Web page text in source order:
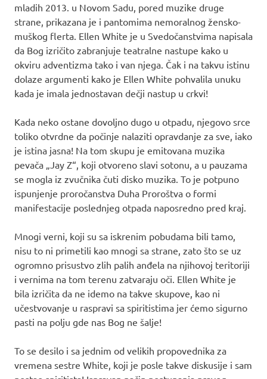
mladih 2013. u Novom Sadu, pored muzike druge
strane, prikazana je i pantomima nemoralnog žensko-
muškog flerta. Ellen White je u Svedočanstvima napisala
da Bog izričito zabranjuje teatralne nastupe kako u
okviru adventizma tako i van njega. Čak i na takvu istinu
dolaze argumenti kako je Ellen White pohvalila unuku
kada je imala jednostavan dečji nastup u crkvi!
Kada neko ostane dovoljno dugo u otpadu, njegovo srce
toliko otvrdne da počinje nalaziti opravdanje za sve, iako
je istina jasna! Na tom skupu je emitovana muzika
pevača „Jay Z“, koji otvoreno slavi sotonu, a u pauzama
se mogla iz zvučnika čuti disko muzika. To je potpuno
ispunjenje proročanstva Duha Proroštva o formi
manifestacije poslednjeg otpada naposredno pred kraj.
Mnogi verni, koji su sa iskrenim pobudama bili tamo,
nisu to ni primetili kao mnogi sa strane, zato što se uz
ogromno prisustvo zlih palih anđela na njihovoj teritoriji
i vernima na tom terenu zatvaraju oči. Ellen White je
bila izričita da ne idemo na takve skupove, kao ni
učestvovanje u raspravi sa spiritistima jer ćemo sigurno
pasti na polju gde nas Bog ne šalje!
To se desilo i sa jednim od velikih propovednika za
vremena sestre White, koji je posle takve diskusije i sam